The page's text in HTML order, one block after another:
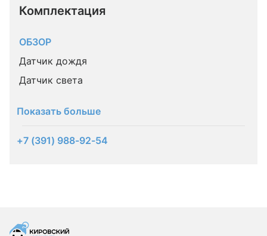
Комплектация
ОБЗОР
Датчик дождя
Датчик света
Показать больше
+7 (391) 988-92-54